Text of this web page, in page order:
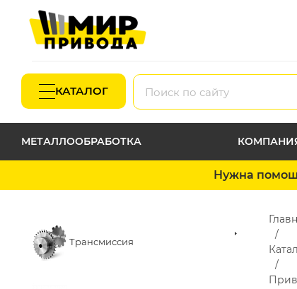
КАТАЛОГ
МЕТАЛЛООБРАБОТКА
Нужна
Трансмиссия